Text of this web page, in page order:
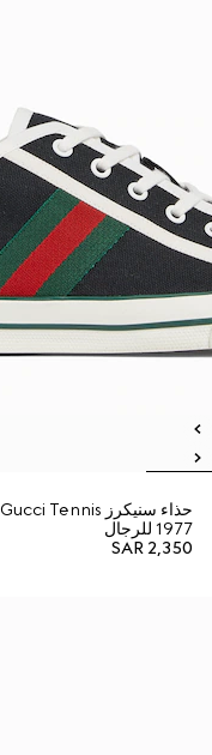
حذاء سنيكرز Gucci Tennis
1977 للرجال
SAR 2,350